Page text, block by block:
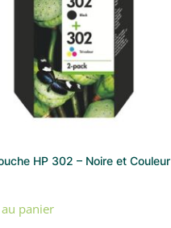
HP 302 – Noire et Couleur
panier